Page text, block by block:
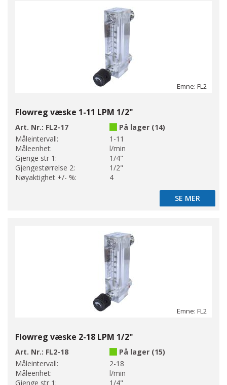
Emne: FL2
Flowreg væske 1-11 LPM 1/2"
Art. Nr.: FL2-17
På lager (14)
Måleintervall:
1-11
Måleenhet:
l/min
Gjenge str 1:
1/4"
Gjengestørrelse 2:
1/2"
Nøyaktighet +/- %:
4
SE MER
SE MER
Emne: FL2
Flowreg væske 2-18 LPM 1/2"
Art. Nr.: FL2-18
På lager (15)
Måleintervall:
2-18
Måleenhet:
l/min
Gjenge str 1:
1/4"